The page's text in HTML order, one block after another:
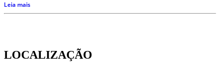
Leia mais
LOCALIZAÇÃO